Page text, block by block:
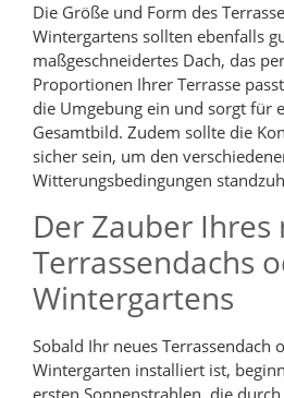
Die Größe und Form des
Wintergartens sollten ebenfalls
maßgeschneidertes Dach, das
Proportionen Ihrer Terrasse
die Umgebung ein und sorgt für
Gesamtbild. Zudem sollte die
sicher sein, um den
Witterungsbedingungen
Der Zauber Ihres
Terrassendachs
Wintergartens
Sobald Ihr neues Terrassendach
Wintergarten installiert ist,
ersten Sonnenstrahlen, die